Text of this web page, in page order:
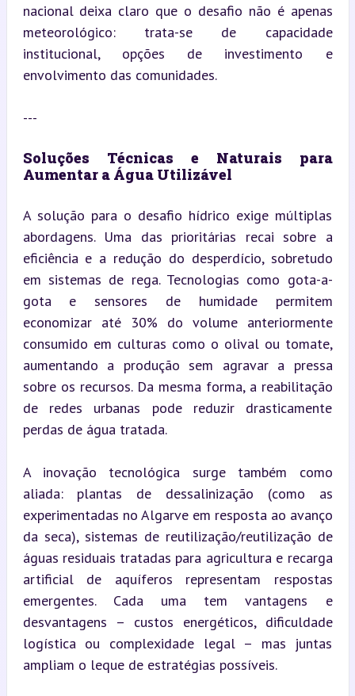
nacional deixa claro que o desafio não é apenas
meteorológico: trata-se de capacidade
institucional, opções de investimento e
envolvimento das comunidades.
---
Soluções Técnicas e Naturais para
Aumentar a Água Utilizável
A solução para o desafio hídrico exige múltiplas
abordagens. Uma das prioritárias recai sobre a
eficiência e a redução do desperdício, sobretudo
em sistemas de rega. Tecnologias como gota-a-
gota e sensores de humidade permitem
economizar até 30% do volume anteriormente
consumido em culturas como o olival ou tomate,
aumentando a produção sem agravar a pressa
sobre os recursos. Da mesma forma, a reabilitação
de redes urbanas pode reduzir drasticamente
perdas de água tratada.
A inovação tecnológica surge também como
aliada: plantas de dessalinização (como as
experimentadas no Algarve em resposta ao avanço
da seca), sistemas de reutilização/reutilização de
águas residuais tratadas para agricultura e recarga
artificial de aquíferos representam respostas
emergentes. Cada uma tem vantagens e
desvantagens – custos energéticos, dificuldade
logística ou complexidade legal – mas juntas
ampliam o leque de estratégias possíveis.